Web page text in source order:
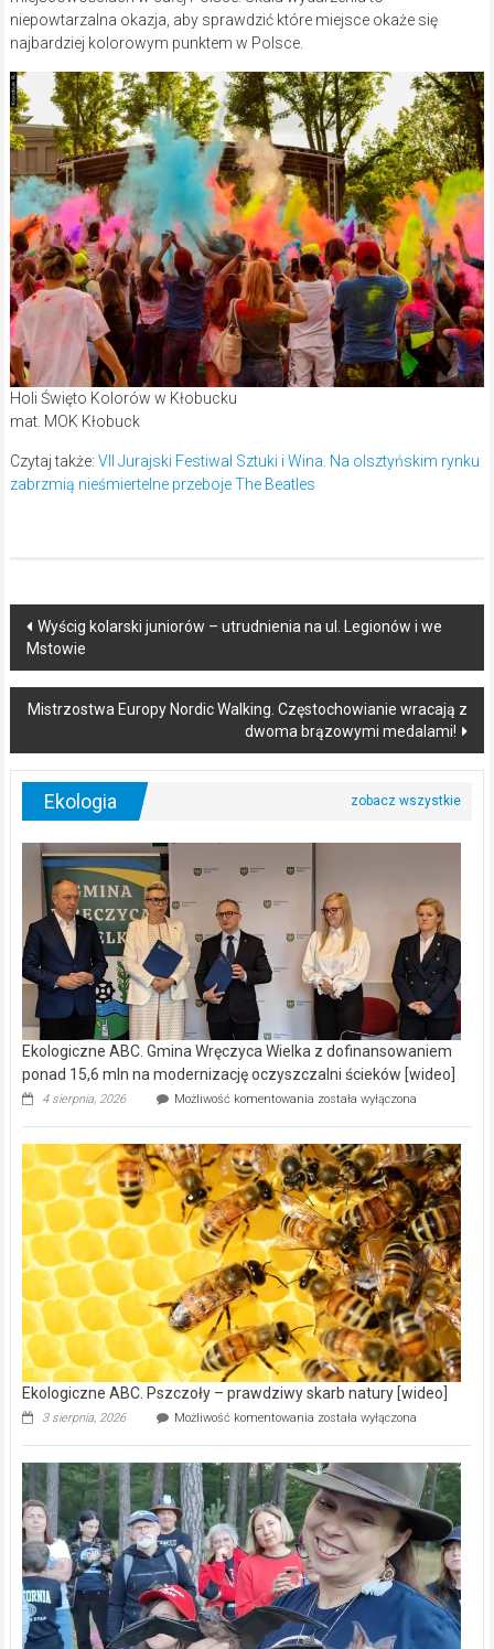
niepowtarzalna okazja, aby sprawdzić które miejsce okaże się
najbardziej kolorowym punktem w Polsce.
Holi Święto Kolorów w Kłobucku
mat. MOK Kłobuck
Czytaj także: VII Jurajski Festiwal Sztuki i Wina. Na olsztyńskim rynku
zabrzmią nieśmiertelne przeboje The Beatles
Post
navigation
Wyścig kolarski juniorów – utrudnienia na ul. Legionów i we
Mstowie
Mistrzostwa Europy Nordic Walking. Częstochowianie wracają z
dwoma brązowymi medalami!
Ekologia
Ekologiczne ABC. Gmina Wręczyca Wielka z dofinansowaniem
ponad 15,6 mln na modernizację oczyszczalni ścieków [wideo]
4 sierpnia, 2026 Możliwość komentowania Ekologiczne
Wręczyca
Wielka
z
dofinansowaniem
ponad
15,6
mln
na
modernizację
oczyszczalni
ścieków
[wideo]
została wyłączona
Ekologiczne ABC. Pszczoły – prawdziwy skarb natury [wideo]
3 sierpnia, 2026 Możliwość komentowania Ekologiczne
–
prawdziwy
skarb
natury
[wideo]
została wyłączona